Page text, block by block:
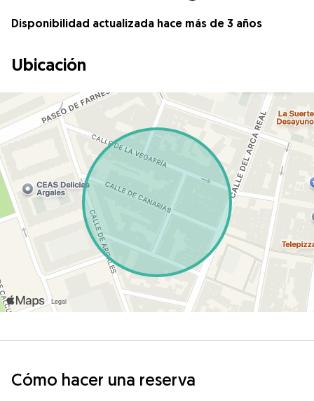
Disponibilidad actualizada hace más de 3 años
Ubicación
Cómo hacer una reserva